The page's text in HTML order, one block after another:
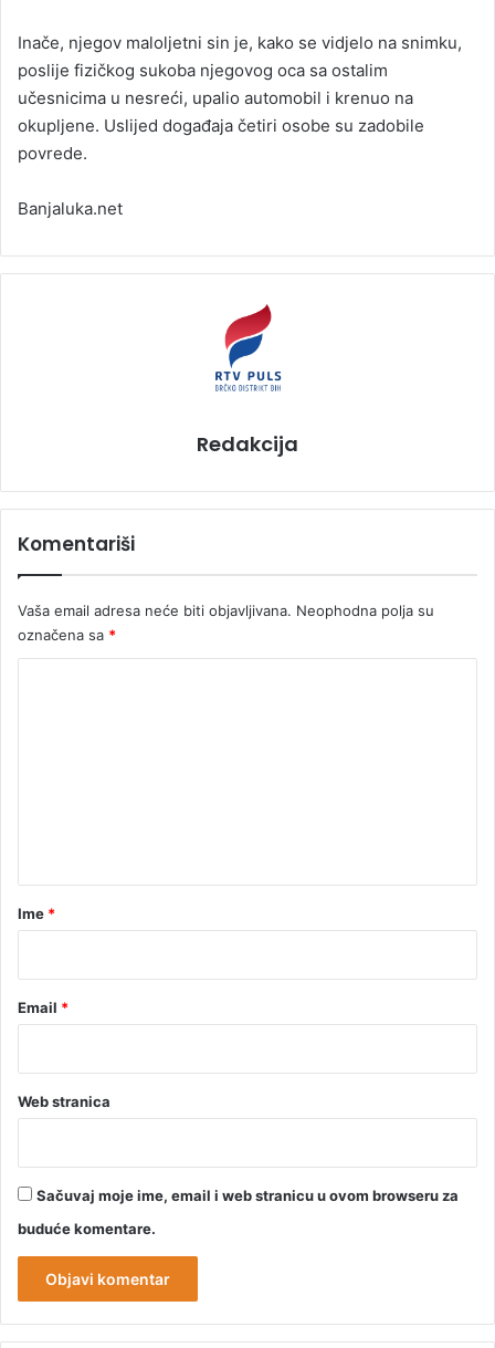
Inače, njegov maloljetni sin je, kako se vidjelo na snimku,
poslije fizičkog sukoba njegovog oca sa ostalim
učesnicima u nesreći, upalio automobil i krenuo na
okupljene. Uslijed događaja četiri osobe su zadobile
povrede.
Banjaluka.net
Redakcija
Komentariši
Vaša email adresa neće biti objavljivana. Neophodna polja su
označena sa *
rIme *
Email *
Web stranica
Sačuvaj moje ime, email i web stranicu u ovom browseru za
buduće komentare.